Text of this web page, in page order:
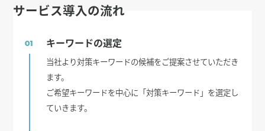
サービス導入の流れ
01 キーワードの選定
当社より対策キーワードの候補をご提案させていただき
ます。
ご希望キーワードを中心に「対策キーワード」を選定し
ていきます。